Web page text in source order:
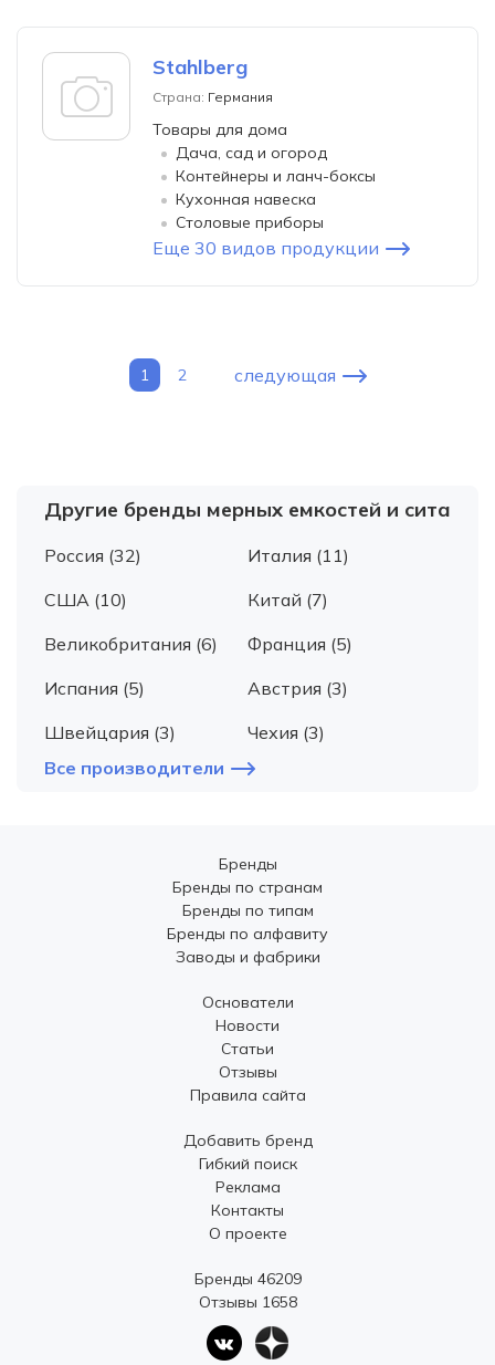
Stahlberg
Страна: Германия
Товары для дома
Дача, сад и огород
Контейнеры и ланч-боксы
Кухонная навеска
Столовые приборы
Еще 30 видов продукции
1 2 следующая
Другие бренды мерных емкостей и сита
Россия (32)
Италия (11)
США (10)
Китай (7)
Великобритания (6)
Франция (5)
Испания (5)
Австрия (3)
Швейцария (3)
Чехия (3)
Все производители
Бренды
Бренды по странам
Бренды по типам
Бренды по алфавиту
Заводы и фабрики
Основатели
Новости
Статьи
Отзывы
Правила сайта
Добавить бренд
Гибкий поиск
Реклама
Контакты
О проекте
Бренды 46209
Отзывы 1658